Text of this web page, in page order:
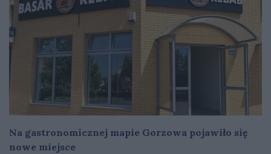
Na gastronomicznej mapie Gorzowa pojawiło się
nowe miejsce